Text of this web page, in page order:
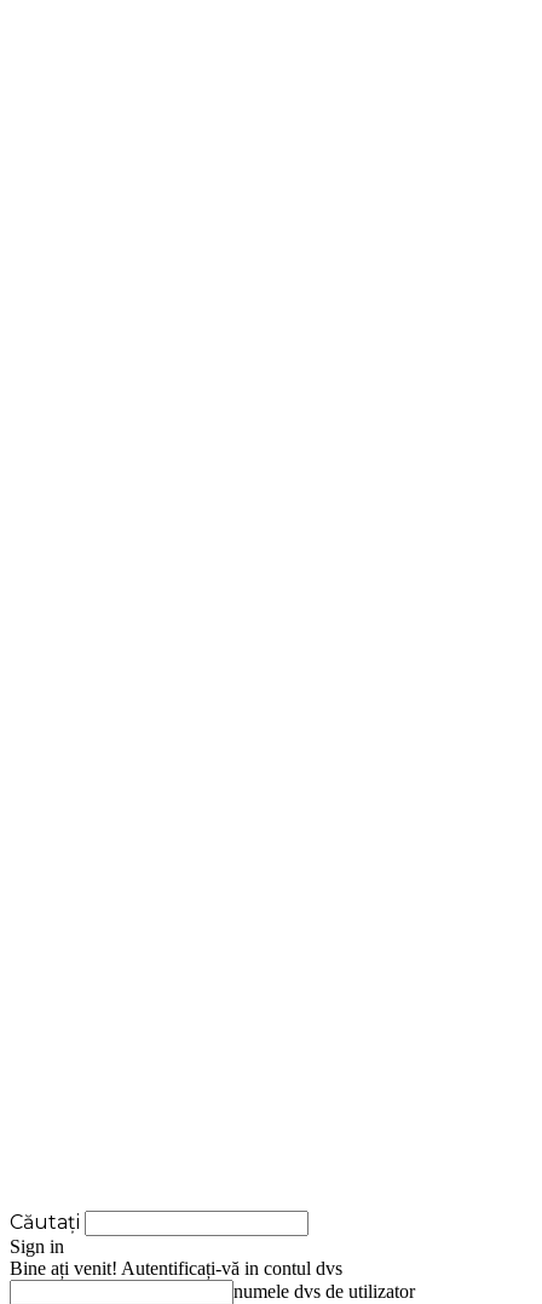
Căutați
Sign in
Bine ați venit! Autentificați-vă in contul dvs
numele dvs de utilizator